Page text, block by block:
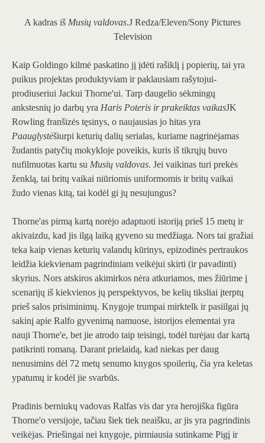
A kadras iš Musių valdovas.J Redza/Eleven/Sony Pictures
Television
Kaip Goldingo kilmė paskatino jį įdėti rašiklį į popierių, tai yra
puikus projektas produktyviam ir paklausiam rašytojui-
prodiuseriui Jackui Thorne'ui. Tarp daugelio sėkmingų
ankstesnių jo darbų yra Haris Poteris ir prakeiktas vaikasJK
Rowling franšizės tęsinys, o naujausias jo hitas yra
Paauglystėšiurpi keturių dalių serialas, kuriame nagrinėjamas
žudantis patyčių mokykloje poveikis, kuris iš tikrųjų buvo
nufilmuotas kartu su Musių valdovas. Jei vaikinas turi prekės
ženklą, tai britų vaikai niūriomis uniformomis ir britų vaikai
žudo vienas kitą, tai kodėl gi jų nesujungus?
Thorne'as pirmą kartą norėjo adaptuoti istoriją prieš 15 metų ir
akivaizdu, kad jis ilgą laiką gyveno su medžiaga. Nors tai gražiai
teka kaip vienas keturių valandų kūrinys, epizodinės pertraukos
leidžia kiekvienam pagrindiniam veikėjui skirti (ir pavadinti)
skyrius. Nors atskiros akimirkos nėra atkuriamos, mes žiūrime į
scenarijų iš kiekvienos jų perspektyvos, be kelių tiksliai įterptų
prieš salos prisiminimų. Knygoje trumpai mirktelk ir pasiilgai jų
sakinį apie Ralfo gyvenimą namuose, istorijos elementai yra
nauji Thorne'e, bet jie atrodo taip teisingi, todėl turėjau dar kartą
patikrinti romaną. Darant prielaidą, kad niekas per daug
nenusimins dėl 72 metų senumo knygos spoilerių, čia yra keletas
ypatumų ir kodėl jie svarbūs.
Pradinis berniukų vadovas Ralfas vis dar yra herojiška figūra
Thorne'o versijoje, tačiau šiek tiek neaišku, ar jis yra pagrindinis
veikėjas. Priešingai nei knygoje, pirmiausia sutinkame Pigį ir